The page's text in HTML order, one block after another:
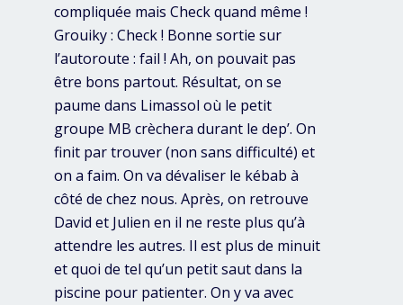
compliquée mais Check quand même !
Grouiky : Check ! Bonne sortie sur
l’autoroute : fail ! Ah, on pouvait pas
être bons partout. Résultat, on se
paume dans Limassol où le petit
groupe MB crèchera durant le dep’. On
finit par trouver (non sans difficulté) et
on a faim. On va dévaliser le kébab à
côté de chez nous. Après, on retrouve
David et Julien en il ne reste plus qu’à
attendre les autres. Il est plus de minuit
et quoi de tel qu’un petit saut dans la
piscine pour patienter. On y va avec